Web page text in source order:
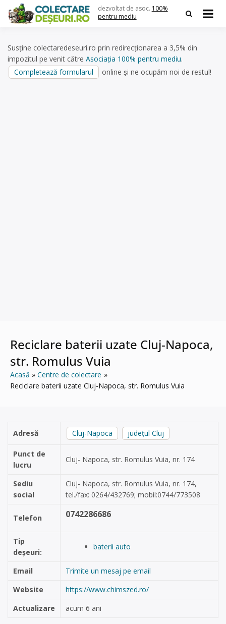
content
dezvoltat de asoc. 100%
pentru mediu
Susține colectaredeseuri.ro prin redirecționarea a 3,5% din
impozitul pe venit către Asociația 100% pentru mediu.
Completează formularul
online și ne ocupăm noi de restul!
Reciclare baterii uzate Cluj-Napoca,
str. Romulus Vuia
Acasă
Centre de colectare
Reciclare baterii uzate Cluj-Napoca, str. Romulus Vuia
Adresă Cluj-Napoca județul Cluj
Punct de
lucru
Cluj- Napoca, str. Romulus Vuia, nr. 174
Sediu
social
Cluj- Napoca, str. Romulus Vuia, nr. 174,
tel./fax: 0264/432769; mobil:0744/773508
Telefon 0742286686
Tip
deșeuri:
baterii auto
Email
Trimite un mesaj pe email
Website
https://www.chimszed.ro/
Actualizare
acum 6 ani